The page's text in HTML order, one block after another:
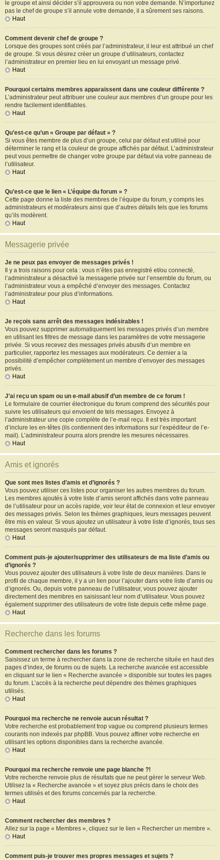
le groupe et ainsi décider s’il approuvera ou non votre demande. N’importunez
pas le chef de groupe s’il annule votre demande, il a sûrement ses raisons.
Haut
Comment devenir chef de groupe ?
Lorsque des groupes sont créés par l’administrateur, il leur est attribué un chef
de groupe. Si vous désirez créer un groupe d’utilisateurs, contactez
l’administrateur en premier lieu en lui envoyant un message privé.
Haut
Pourquoi certains membres apparaissent dans une couleur différente ?
L’administrateur peut attribuer une couleur aux membres d’un groupe pour les
rendre facilement identifiables.
Haut
Qu’est-ce qu’un « Groupe par défaut » ?
Si vous êtes membre de plus d’un groupe, celui par défaut est utilisé pour
déterminer le rang et la couleur de groupe affichés par défaut. L’administrateur
peut vous permettre de changer votre groupe par défaut via votre panneau de
l’utilisateur.
Haut
Qu’est-ce que le lien « L’équipe du forum » ?
Cette page donne la liste des membres de l’équipe du forum, y compris les
administrateurs et modérateurs ainsi que d’autres détails tels que les forums
qu’ils modèrent.
Haut
Messagerie privée
Je ne peux pas envoyer de messages privés !
Il y a trois raisons pour cela : vous n’êtes pas enregistré et/ou connecté,
l’administrateur a désactivé la messagerie privée sur l’ensemble du forum, ou
l’administrateur vous a empêché d’envoyer des messages. Contactez
l’administrateur pour plus d’informations.
Haut
Je reçois sans arrêt des messages indésirables !
Vous pouvez supprimer automatiquement les messages privés d’un membre
en utilisant les filtres de message dans les paramètres de votre messagerie
privée. Si vous recevez des messages privés abusifs d’un membre en
particulier, rapportez les messages aux modérateurs. Ce dernier a la
possibilité d’empêcher complètement un membre d’envoyer des messages
privés.
Haut
J’ai reçu un spam ou un e-mail abusif d’un membre de ce forum !
Le formulaire de courrier électronique du forum comprend des sécurités pour
suivre les utilisateurs qui envoient de tels messages. Envoyez à
l’administrateur une copie complète de l’e-mail reçu. Il est très important
d’inclure les en-têtes (ils contiennent des informations sur l’expéditeur de l’e-
mail). L’administrateur pourra alors prendre les mesures nécessaires.
Haut
Amis et ignorés
Que sont mes listes d’amis et d’ignorés ?
Vous pouvez utiliser ces listes pour organiser les autres membres du forum.
Les membres ajoutés à votre liste d’amis seront affichés dans votre panneau
de l’utilisateur pour un accès rapide, voir leur état de connexion et leur envoyer
des messages privés. Selon les thèmes graphiques, leurs messages peuvent
être mis en valeur. Si vous ajoutez un utilisateur à votre liste d’ignorés, tous ses
messages seront masqués par défaut.
Haut
Comment puis-je ajouter/supprimer des utilisateurs de ma liste d’amis ou
d’ignorés ?
Vous pouvez ajouter des utilisateurs à votre liste de deux manières. Dans le
profil de chaque membre, il y a un lien pour l’ajouter dans votre liste d’amis ou
d’ignorés. Ou, depuis votre panneau de l’utilisateur, vous pouvez ajouter
directement des membres en saisissant leur nom d’utilisateur. Vous pouvez
également supprimer des utilisateurs de votre liste depuis cette même page.
Haut
Recherche dans les forums
Comment rechercher dans les forums ?
Saisissez un terme à rechercher dans la zone de recherche située en haut des
pages d’index, de forums ou de sujets. La recherche avancée est accessible
en cliquant sur le lien « Recherche avancée » disponible sur toutes les pages
du forum. L’accès à la recherche peut dépendre des thèmes graphiques
utilisés.
Haut
Pourquoi ma recherche ne renvoie aucun résultat ?
Votre recherche est probablement trop vague ou comprend plusieurs termes
courants non indexés par phpBB. Vous pouvez affiner votre recherche en
utilisant les options disponibles dans la recherche avancée.
Haut
Pourquoi ma recherche renvoie une page blanche ?!
Votre recherche renvoie plus de résultats que ne peut gérer le serveur Web.
Utilisez la « Recherche avancée » et soyez plus précis dans le choix des
termes utilisés et des forums concernés par la recherche.
Haut
Comment rechercher des membres ?
Allez sur la page « Membres », cliquez sur le lien « Rechercher un membre ».
Haut
Comment puis-je trouver mes propres messages et sujets ?